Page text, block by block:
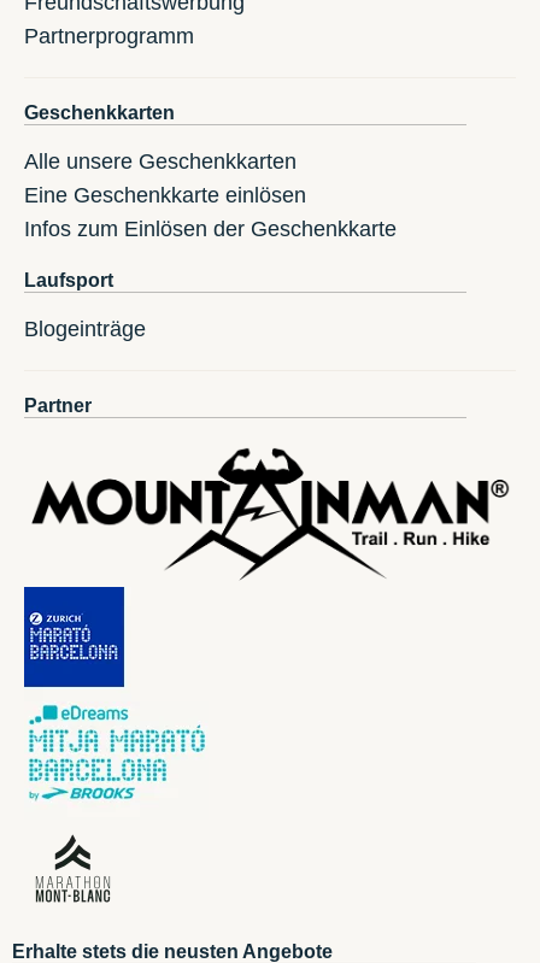
Partnerprogramm
Geschenkkarten
Alle unsere Geschenkkarten
Eine Geschenkkarte einlösen
Infos zum Einlösen der Geschenkkarte
Laufsport
Blogeinträge
Partner
Erhalte stets die neusten Angebote